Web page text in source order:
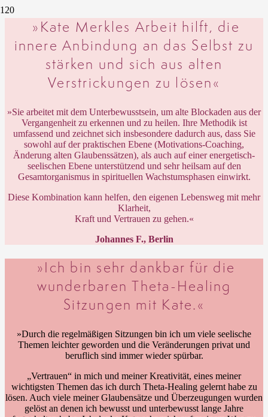
»Kate Merkles Arbeit hilft, die
innere Anbindung an das Selbst zu
stärken und sich aus alten
Verstrickungen zu lösen«
»Sie arbeitet mit dem Unterbewusstsein, um alte Blockaden aus der
Vergangenheit zu erkennen und zu heilen. Ihre Methodik ist
umfassend und zeichnet sich insbesondere dadurch aus, dass Sie
sowohl auf der praktischen Ebene (Motivations-Coaching,
Änderung alten Glaubenssätzen), als auch auf einer energetisch-
seelischen Ebene unterstützend und sehr heilsam auf den
Gesamtorganismus in spirituellen Wachstumsphasen einwirkt.
Diese Kombination kann helfen, den eigenen Lebensweg mit mehr
Klarheit,
Kraft und Vertrauen zu gehen.«
Johannes F., Berlin
»Ich bin sehr dankbar für die
wunderbaren Theta-Healing
Sitzungen mit Kate.«
»Durch die regelmäßigen Sitzungen bin ich um viele seelische
Themen leichter geworden und die Veränderungen privat und
beruflich sind immer wieder spürbar.
„Vertrauen“ in mich und meiner Kreativität, eines meiner
wichtigsten Themen das ich durch Theta-Healing gelernt habe zu
lösen. Auch viele meiner Glaubensätze und Überzeugungen wurden
gelöst an denen ich bewusst und unterbewusst lange Jahre